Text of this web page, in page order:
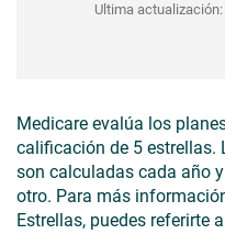
Ultima
Medicare evalúa los
calificación de 5 estrellas.
son calculadas cada año
otro. Para más
Estrellas, puedes referirte a